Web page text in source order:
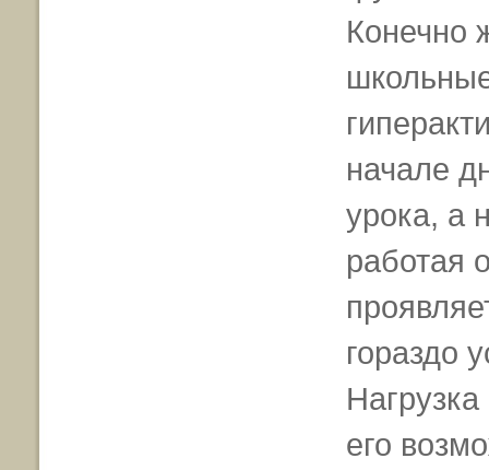
Конечно
начале
урока, а
работая
гораздо
его